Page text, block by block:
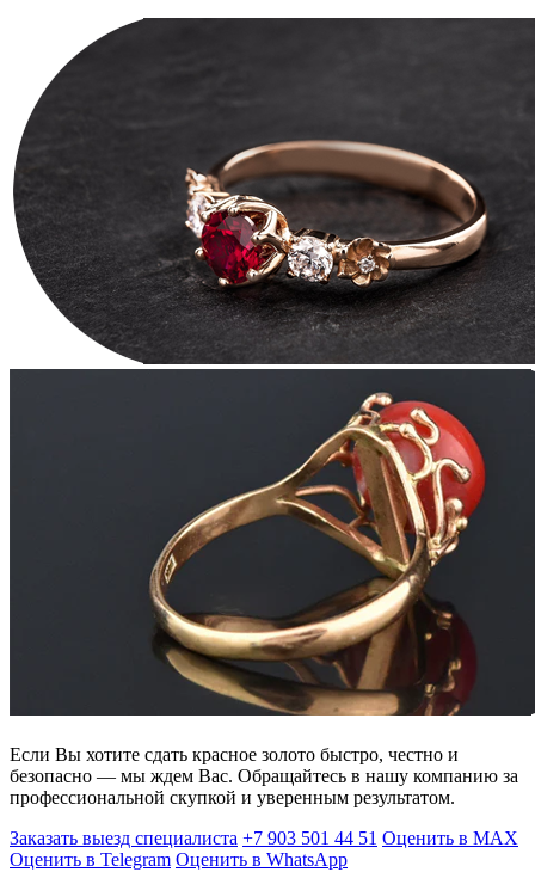
Если Вы хотите сдать красное золото быстро, честно и
безопасно — мы ждем Вас. Обращайтесь в нашу компанию за
профессиональной скупкой и уверенным результатом.
Заказать выезд специалиста +7 903 501 44 51 Оценить в MAX
Оценить в Telegram Оценить в WhatsApp